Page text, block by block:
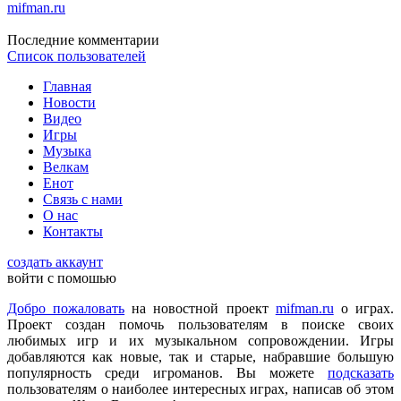
DmitrieGaming:Можете добавить на сайте Hogwarts Legacy и
Checkmate:
Что ты имеешь ввиду? На этом сайте игровые новости для
всех категорий людей, которые в той или иной форме
интересуются играми и геймерской индустрией в целом.
ometu:новости для женщин
Mifman :
Цитата: lexafrog
Обновите, пожалуйста, игру Garry's Mod
Игра обновлена
lexafrog:Обновите, пожалуйста, игру Garry's Mod. Много
mifman.ru
Последние комментарии
Список пользователей
Главная
Новости
Видео
Игры
Музыка
Велкам
Енот
Связь с нами
О нас
Контакты
создать аккаунт
войти с помошью
Добро пожаловать на новостной проект mifman.ru о играх.
Проект создан помочь пользователям в поиске своих
любимых игр и их музыкальном сопровождении. Игры
добавляются как новые, так и старые, набравшие большую
популярность среди игроманов. Вы можете подсказать
пользователям о наиболее интересных играх, написав об этом